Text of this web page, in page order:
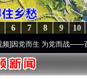
10
9
8
7
6
为党而战——百年“纪”事